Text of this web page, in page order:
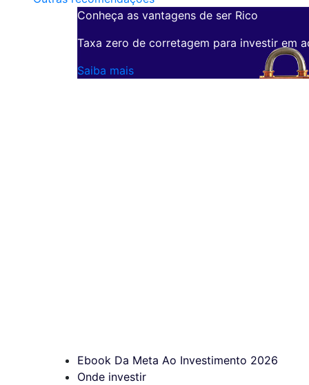
Conheça as vantagens de ser Rico
Taxa zero de corretagem para investir em
Saiba mais
Ebook Da Meta Ao Investimento 2026
Onde investir